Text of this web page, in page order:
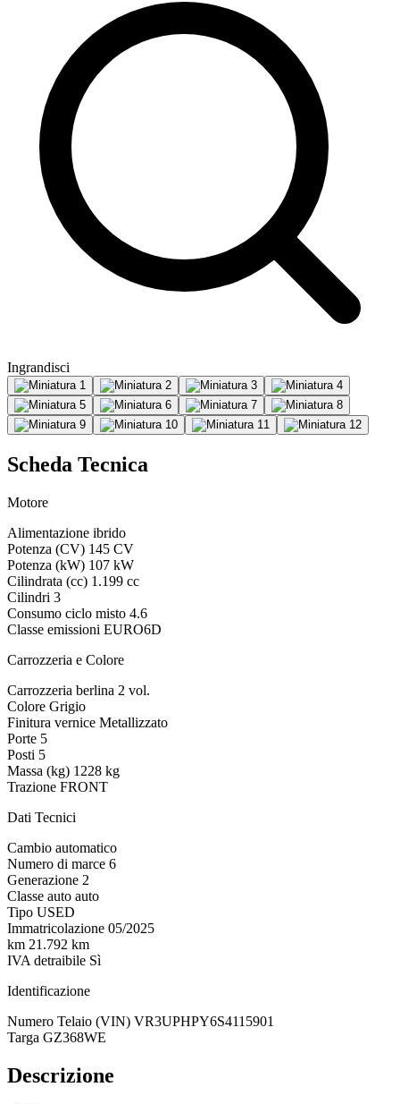
Ingrandisci
Scheda Tecnica
Motore
Alimentazione ibrido
Potenza (CV) 145 CV
Potenza (kW) 107 kW
Cilindrata (cc) 1.199 cc
Cilindri 3
Consumo ciclo misto 4.6
Classe emissioni EURO6D
Carrozzeria e Colore
Carrozzeria berlina 2 vol.
Colore Grigio
Finitura vernice Metallizzato
Porte 5
Posti 5
Massa (kg) 1228 kg
Trazione FRONT
Dati Tecnici
Cambio automatico
Numero di marce 6
Generazione 2
Classe auto auto
Tipo USED
Immatricolazione 05/2025
km 21.792 km
IVA detraibile Sì
Identificazione
Numero Telaio (VIN) VR3UPHPY6S4115901
Targa GZ368WE
Descrizione